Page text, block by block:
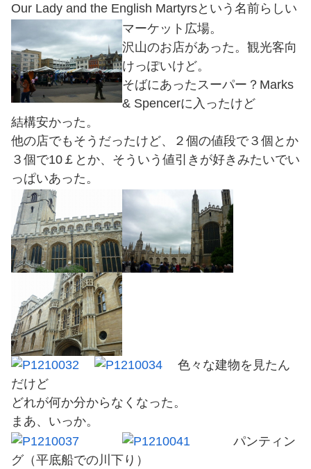
Our Lady and the English Martyrsという名前らしい
マーケット広場。
沢山のお店があった。観光客向
けっぽいけど。
そばにあったスーパー？Marks
& Spencerに入ったけど
結構安かった。
他の店でもそうだったけど、２個の値段で３個とか
３個で10￡とか、そういう値引きが好きみたいでい
っぱいあった。
色々な建物を見たん
だけど
どれが何か分からなくなった。
まあ、いっか。
パンティン
グ（平底船での川下り）